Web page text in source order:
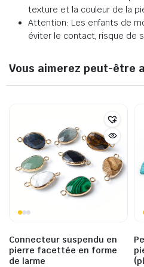
texture et la couleur de la
Attention: Les enfants de
éviter le contact, risque de
Vous aimerez peut-être
Connecteur suspendu en
pierre facettée en forme
de larme